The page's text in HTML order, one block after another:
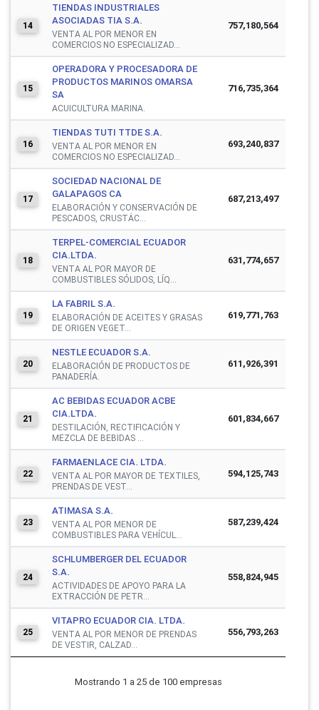
14
TIENDAS INDUSTRIALES
ASOCIADAS TIA S.A.
VENTA AL POR MENOR EN
COMERCIOS NO ESPECIALIZAD...
757,180,564
15
OPERADORA Y PROCESADORA DE
PRODUCTOS MARINOS OMARSA
SA
ACUICULTURA MARINA.
716,735,364
16
TIENDAS TUTI TTDE S.A.
VENTA AL POR MENOR EN
COMERCIOS NO ESPECIALIZAD...
693,240,837
17
SOCIEDAD NACIONAL DE
GALAPAGOS CA
ELABORACIÓN Y CONSERVACIÓN DE
PESCADOS, CRUSTÁC...
687,213,497
18
TERPEL-COMERCIAL ECUADOR
CIA.LTDA.
VENTA AL POR MAYOR DE
COMBUSTIBLES SÓLIDOS, LÍQ...
631,774,657
19
LA FABRIL S.A.
ELABORACIÓN DE ACEITES Y GRASAS
DE ORIGEN VEGET...
619,771,763
20
NESTLE ECUADOR S.A.
ELABORACIÓN DE PRODUCTOS DE
PANADERÍA.
611,926,391
21
AC BEBIDAS ECUADOR ACBE
CIA.LTDA.
DESTILACIÓN, RECTIFICACIÓN Y
MEZCLA DE BEBIDAS ...
601,834,667
22
FARMAENLACE CIA. LTDA.
VENTA AL POR MAYOR DE TEXTILES,
PRENDAS DE VEST...
594,125,743
23
ATIMASA S.A.
VENTA AL POR MENOR DE
COMBUSTIBLES PARA VEHÍCUL...
587,239,424
24
SCHLUMBERGER DEL ECUADOR
S.A.
ACTIVIDADES DE APOYO PARA LA
EXTRACCIÓN DE PETR...
558,824,945
25
VITAPRO ECUADOR CIA. LTDA.
VENTA AL POR MENOR DE PRENDAS
DE VESTIR, CALZAD...
556,793,263
Mostrando 1 a 25 de 100 empresas